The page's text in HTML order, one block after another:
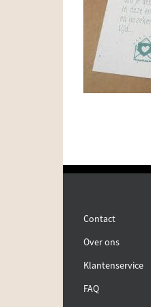
Contact
Over ons
Klantenservice
FAQ